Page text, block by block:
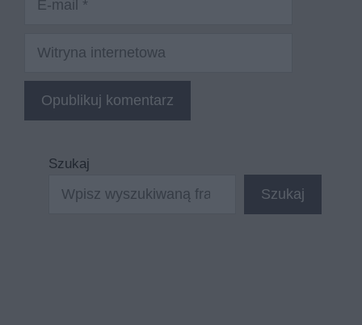
Witryna
Szukaj
Szukaj